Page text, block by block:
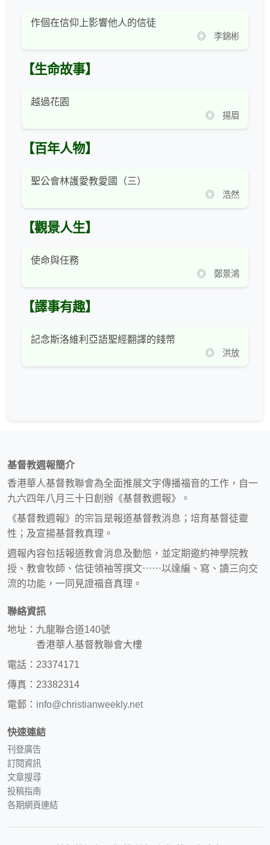
作個在信仰上影響他人的信徒
◎ 李錦彬
【生命故事】
越過花園
◎ 揚眉
【百年人物】
聖公會林護愛教愛國（三）
◎ 浩然
【觀景人生】
使命與任務
◎ 鄭景鴻
【譯事有趣】
記念斯洛維利亞語聖經翻譯的錢幣
◎ 洪放
基督教週報簡介
香港華人基督教聯會為全面推展文字傳播福音的工作，自一
九六四年八月三十日創辦《基督教週報》。
《基督教週報》的宗旨是報道基督教消息；培育基督徒靈
性；及宣揚基督教真理。
週報內容包括報道教會消息及動態，並定期邀約神學院教
授、教會牧師、信徒領袖等撰文⋯⋯以達編、寫、讀三向交
流的功能，一同見證福音真理。
聯絡資訊
地址：九龍聯合道140號
香港華人基督教聯會大樓
電話：23374171
傳真：23382314
電郵： info@christianweekly.net
快速連結
刊登廣告
訂閱資訊
文章搜尋
投稿指南
各期網頁連結